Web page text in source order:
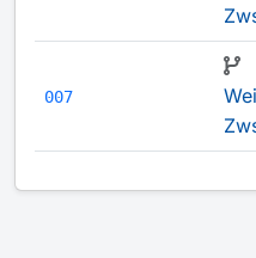
007